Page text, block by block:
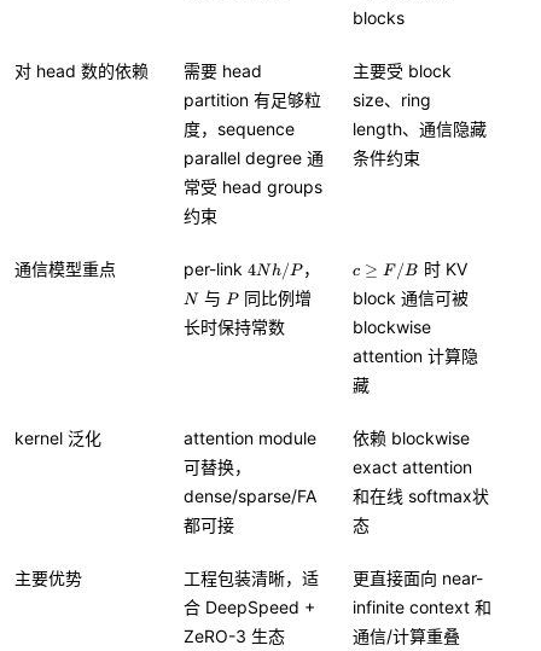
blocks
对 head 数的依赖
需要 head
partition 有足够粒
度，sequence
parallel degree 通
常受 head groups
约束
主要受 block
size、ring
length、通信隐藏
条件约束
通信模型重点 per-link 4
h
/
4Nh/P，
N与 P
P同比例增
长时保持常数
c
g
e
/
B
c ≥ F/B 时 KV
block 通信可被
blockwise
attention 计算隐
藏
kernel 泛化
attention module
可替换，
dense/sparse/FA
都可接
依赖 blockwise
exact attention
和在线 softmax状
态
主要优势
工程包装清晰，适
合 DeepSpeed +
ZeRO-3 生态
更直接面向 near-
infinite context 和
通信/计算重叠